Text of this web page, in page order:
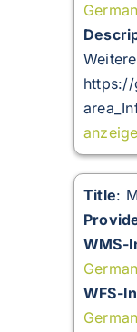
https://
Title:
WMS-
WFS-